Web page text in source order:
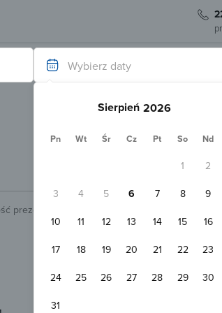
Wybierz daty
Sierpień
Pn Wt Śr Cz Pt So Nd
1
2
3
4 5 6 7 8
9
10
11 12 13 14 15
16
17
18 19 20 21 22
23
24
25 26 27 28 29
30
31
prezentowanych obiektów.
Hotel TOLIAR Štrbské Pleso
Darmowy parking Basen